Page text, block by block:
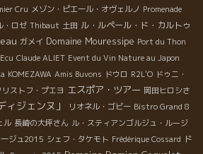
Cru メゾン・ピエール・オヴェルノ Promenade
・ロゼ Thibaut 土田 ル・ルペール・ド・カルトゥ
ガメイ Domaine Mouressipe Port du Thon
Claude ALIET Event du Vin Nature au Japon
KOMEZAWA Amis Buvons ドウロ R2L'O ドゥニ・
リストフ・プエヨ エスポア・ツアー 岡田ヒロシさ
ジェンヌ」 リオネル・ゴビー Bistro Grand 8
ル 長崎の大坪さん ル・スティアンゴルジュ・ルージ
ジュ2015 シェフ・タケモト Frédérique Cossard ド